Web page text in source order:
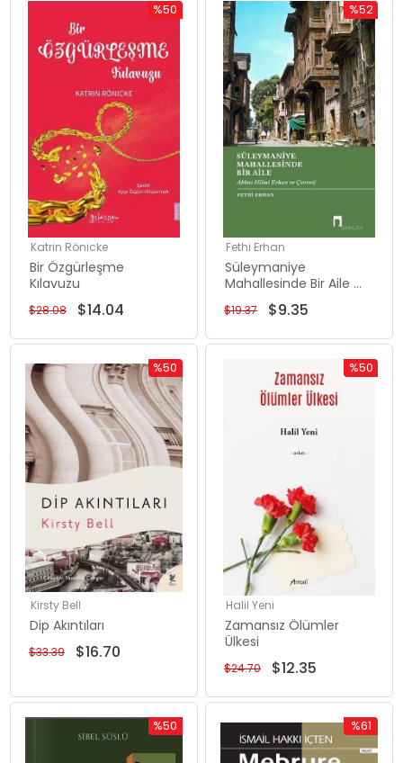
Katrin Rönicke
Bir Özgürleşme
Kılavuzu
$14.04
$28.08
%50
%50İndirim
Fethi Erhan
Süleymaniye
Mahallesinde Bir Aile -
Abbas Hilmi Erhan ve
Çevresi$9.35
$19.37
%52
İndirim
Kirsty Bell
Dip Akıntıları
$16.70
$33.39
%50
İndirim
%50İndirim
Halil Yeni
Zamansız Ölümler
Ülkesi
$12.35
$24.70
%50
%50
%61
İndirim